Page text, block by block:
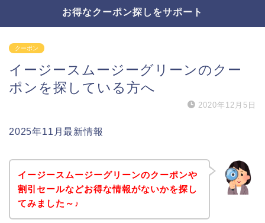
お得なクーポン探しをサポート
クーポン
イージースムージーグリーンのクー
ポンを探している方へ
2020年12月5日
2025年11月最新情報
イージースムージーグリーンのクーポンや
割引セールなどお得な情報がないかを探し
てみました～♪